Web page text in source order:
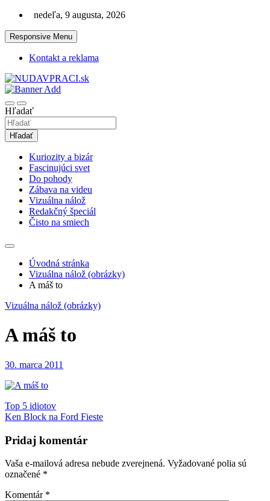
Skip
content
nedeľa, 9 augusta, 2026
Responsive Menu
Kontakt a reklama
nudaVpráci.sk
Hľadať
Hľadať
Kuriozity a bizár
Fascinujúci svet
Do pohody
Zábava na videu
Vizuálna nálož
Redakčný špeciál
Čisto na smiech
Úvodná stránka
Vizuálna nálož (obrázky)
A máš to
Vizuálna nálož (obrázky)
A máš to
30. marca 2011
Navigácia
v
článku
Top 5 idiotov
Ken Block na Ford Fieste
Pridaj komentár
Vaša e-mailová adresa nebude zverejnená. Vyžadované polia sú
označené *
Komentár *